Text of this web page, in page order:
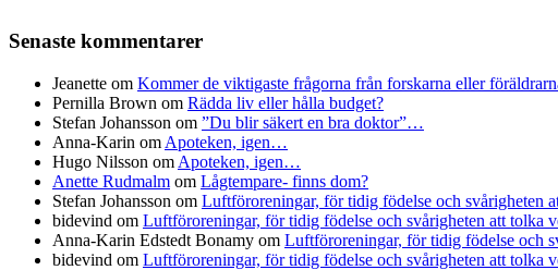
Senaste kommentarer
Jeanette om Kommer de viktigaste frågorna från forskarna eller
Pernilla Brown om Rädda liv eller hålla budget?
Stefan Johansson om ”Du blir säkert en bra doktor”…
Anna-Karin om Apoteken, igen…
Hugo Nilsson om Apoteken, igen…
Anette Rudmalm om Lågtempare- finns dom?
Stefan Johansson om Luftföroreningar, för tidig födelse och svårigheten
bidevind om Luftföroreningar, för tidig födelse och svårigheten att tolka
Anna-Karin Edstedt Bonamy om Luftföroreningar, för tidig födelse och
bidevind om Luftföroreningar, för tidig födelse och svårigheten att tolka